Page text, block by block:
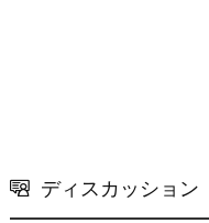
ディスカッション